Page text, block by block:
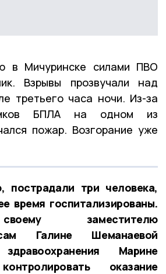
в Мичуринске силами ПВО
Взрывы прозвучали над
третьего часа ночи. Из-за
БПЛА на одном из
пожар. Возгорание уже
пострадали три человека,
время госпитализированы.
заместителю
Галине Шеманаевой
Марине
оказание